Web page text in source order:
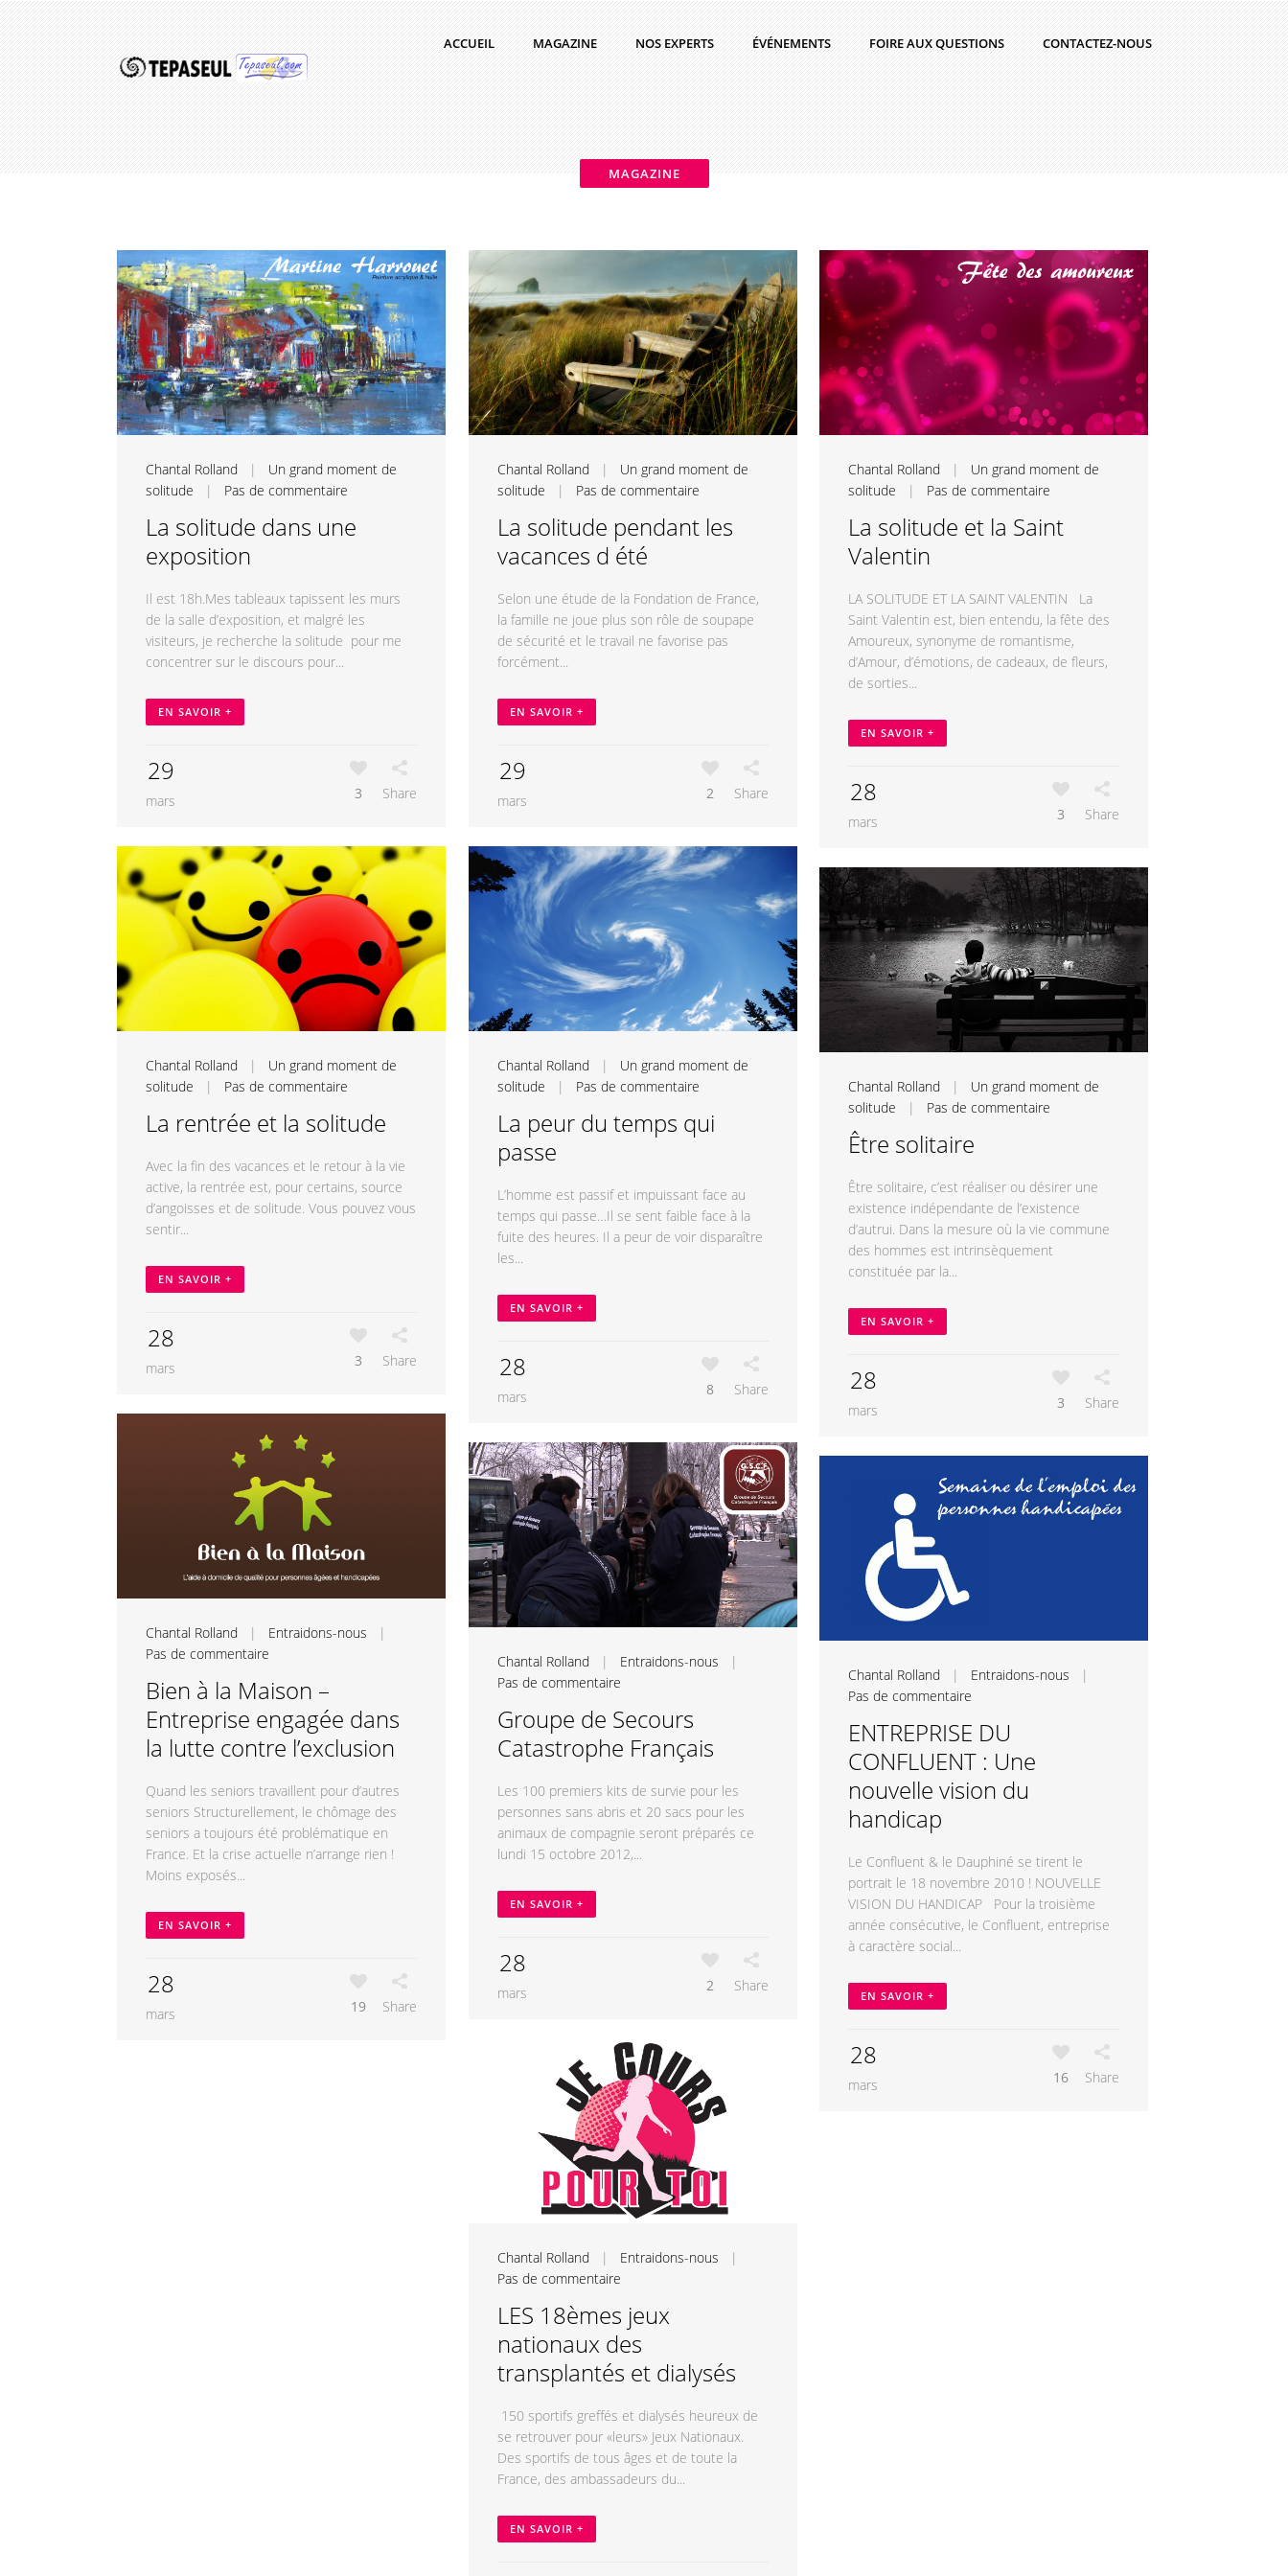
ACCUEIL MAGAZINE NOS EXPERTS ÉVÉNEMENTS FOIRE AUX QUESTIONS CONTACTEZ-NOUS
MAGAZINE
Chantal Rolland | Un grand moment de
solitude | Pas de commentaire
La solitude dans une
exposition
Il est 18h.Mes tableaux tapissent les murs
de la salle d’exposition, et malgré les
visiteurs, je recherche la solitude pour me
concentrer sur le discours pour...
EN SAVOIR +
29
mars 3 Share
Chantal Rolland | Un grand moment de
solitude | Pas de commentaire
La solitude pendant les
vacances d été
Selon une étude de la Fondation de France,
la famille ne joue plus son rôle de soupape
de sécurité et le travail ne favorise pas
forcément...
EN SAVOIR +
29
mars 2 Share
Chantal Rolland | Un grand moment de
solitude | Pas de commentaire
La solitude et la Saint
Valentin
LA SOLITUDE ET LA SAINT VALENTIN La
Saint Valentin est, bien entendu, la fête des
Amoureux, synonyme de romantisme,
d’Amour, d’émotions, de cadeaux, de fleurs,
de sorties...
EN SAVOIR +
28
mars 3 Share
Chantal Rolland | Un grand moment de
solitude | Pas de commentaire
La rentrée et la solitude
Avec la fin des vacances et le retour à la vie
active, la rentrée est, pour certains, source
d’angoisses et de solitude. Vous pouvez vous
sentir...
EN SAVOIR +
28
mars 3 Share
Chantal Rolland | Un grand moment de
solitude | Pas de commentaire
La peur du temps qui
passe
L’homme est passif et impuissant face au
temps qui passe…Il se sent faible face à la
fuite des heures. Il a peur de voir disparaître
les...
EN SAVOIR +
28
mars 8 Share
Chantal Rolland | Un grand moment de
solitude | Pas de commentaire
Être solitaire
Être solitaire, c’est réaliser ou désirer une
existence indépendante de l’existence
d’autrui. Dans la mesure où la vie commune
des hommes est intrinsèquement
constituée par la...
EN SAVOIR +
28
mars 3 Share
Chantal Rolland | Entraidons-nous |
Pas de commentaire
Bien à la Maison –
Entreprise engagée dans
la lutte contre l’exclusion
Quand les seniors travaillent pour d’autres
seniors Structurellement, le chômage des
seniors a toujours été problématique en
France. Et la crise actuelle n’arrange rien !
Moins exposés...
EN SAVOIR +
28
mars 19 Share
Chantal Rolland | Entraidons-nous |
Pas de commentaire
Groupe de Secours
Catastrophe Français
Les 100 premiers kits de survie pour les
personnes sans abris et 20 sacs pour les
animaux de compagnie seront préparés ce
lundi 15 octobre 2012,...
EN SAVOIR +
28
mars 2 Share
Chantal Rolland | Entraidons-nous |
Pas de commentaire
ENTREPRISE DU
CONFLUENT : Une
nouvelle vision du
handicap
Le Confluent & le Dauphiné se tirent le
portrait le 18 novembre 2010 ! NOUVELLE
VISION DU HANDICAP Pour la troisième
année consécutive, le Confluent, entreprise
à caractère social...
EN SAVOIR +
28
mars 16 Share
Chantal Rolland | Entraidons-nous |
Pas de commentaire
LES 18èmes jeux
nationaux des
transplantés et dialysés
150 sportifs greffés et dialysés heureux de
se retrouver pour «leurs» Jeux Nationaux.
Des sportifs de tous âges et de toute la
France, des ambassadeurs du...
EN SAVOIR +